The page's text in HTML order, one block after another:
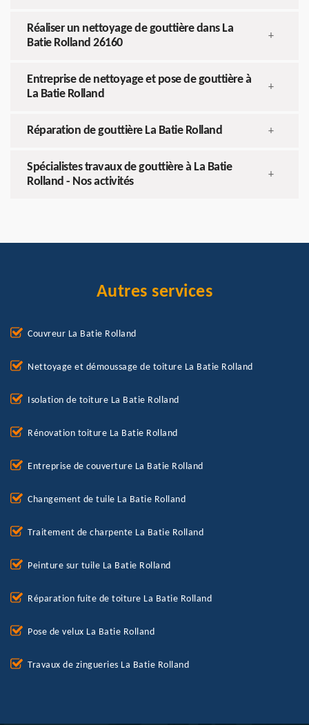
Réaliser un nettoyage de gouttière dans La
Batie Rolland 26160
+
Entreprise de nettoyage et pose de gouttière à
La Batie Rolland
+
Réparation de gouttière La Batie Rolland +
Spécialistes travaux de gouttière à La Batie
Rolland - Nos activités
+
Autres services
Couvreur La Batie Rolland
Nettoyage et démoussage de toiture La Batie Rolland
Isolation de toiture La Batie Rolland
Rénovation toiture La Batie Rolland
Entreprise de couverture La Batie Rolland
Changement de tuile La Batie Rolland
Traitement de charpente La Batie Rolland
Peinture sur tuile La Batie Rolland
Réparation fuite de toiture La Batie Rolland
Pose de velux La Batie Rolland
Travaux de zingueries La Batie Rolland